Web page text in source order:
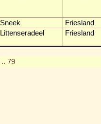
Sneek Friesland
Littenseradeel Friesland
.. 79